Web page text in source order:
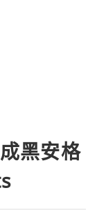
黑安格